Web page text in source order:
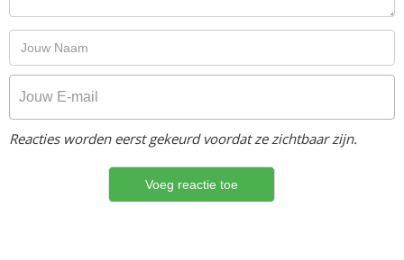
Reacties worden eerst gekeurd voordat ze zichtbaar zijn.